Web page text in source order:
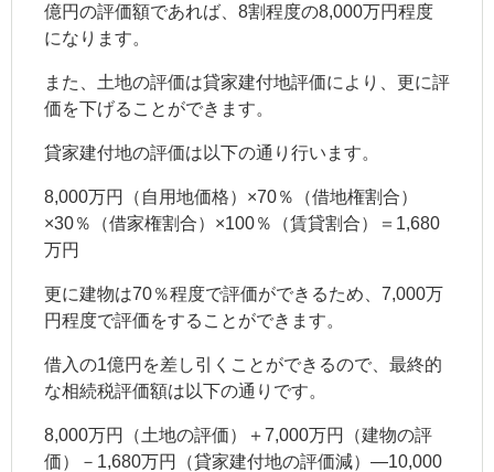
億円の評価額であれば、8割程度の8,000万円程度
になります。
また、土地の評価は貸家建付地評価により、更に評
価を下げることができます。
貸家建付地の評価は以下の通り行います。
8,000万円（自用地価格）×70％（借地権割合）
×30％（借家権割合）×100％（賃貸割合）＝1,680
万円
更に建物は70％程度で評価ができるため、7,000万
円程度で評価をすることができます。
借入の1億円を差し引くことができるので、最終的
な相続税評価額は以下の通りです。
8,000万円（土地の評価）＋7,000万円（建物の評
価）－1,680万円（貸家建付地の評価減）―10,000